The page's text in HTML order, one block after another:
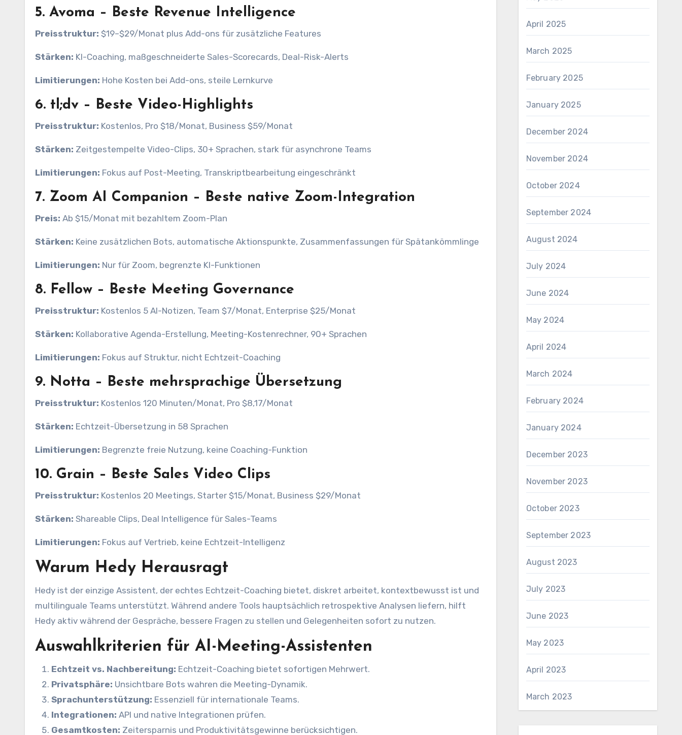
5. Avoma – Beste Revenue Intelligence
Preisstruktur: $19–$29/Monat plus Add-ons für zusätzliche Features
Stärken: KI-Coaching, maßgeschneiderte Sales-Scorecards, Deal-Risk-Alerts
Limitierungen: Hohe Kosten bei Add-ons, steile Lernkurve
6. tl;dv – Beste Video-Highlights
Preisstruktur: Kostenlos, Pro $18/Monat, Business $59/Monat
Stärken: Zeitgestempelte Video-Clips, 30+ Sprachen, stark für asynchrone Teams
Limitierungen: Fokus auf Post-Meeting, Transkriptbearbeitung eingeschränkt
7. Zoom AI Companion – Beste native Zoom-Integration
Preis: Ab $15/Monat mit bezahltem Zoom-Plan
Stärken: Keine zusätzlichen Bots, automatische Aktionspunkte, Zusammenfassungen für Spätankömmlinge
Limitierungen: Nur für Zoom, begrenzte KI-Funktionen
8. Fellow – Beste Meeting Governance
Preisstruktur: Kostenlos 5 AI-Notizen, Team $7/Monat, Enterprise $25/Monat
Stärken: Kollaborative Agenda-Erstellung, Meeting-Kostenrechner, 90+ Sprachen
Limitierungen: Fokus auf Struktur, nicht Echtzeit-Coaching
9. Notta – Beste mehrsprachige Übersetzung
Preisstruktur: Kostenlos 120 Minuten/Monat, Pro $8,17/Monat
Stärken: Echtzeit-Übersetzung in 58 Sprachen
Limitierungen: Begrenzte freie Nutzung, keine Coaching-Funktion
10. Grain – Beste Sales Video Clips
Preisstruktur: Kostenlos 20 Meetings, Starter $15/Monat, Business $29/Monat
Stärken: Shareable Clips, Deal Intelligence für Sales-Teams
Limitierungen: Fokus auf Vertrieb, keine Echtzeit-Intelligenz
Warum Hedy Herausragt
Hedy ist der einzige Assistent, der echtes Echtzeit-Coaching bietet, diskret arbeitet, kontextbewusst ist und
multilinguale Teams unterstützt. Während andere Tools hauptsächlich retrospektive Analysen liefern, hilft
Hedy aktiv während der Gespräche, bessere Fragen zu stellen und Gelegenheiten sofort zu nutzen.
Auswahlkriterien für AI-Meeting-Assistenten
Echtzeit vs. Nachbereitung: Echtzeit-Coaching bietet sofortigen Mehrwert.
Privatsphäre: Unsichtbare Bots wahren die Meeting-Dynamik.
Sprachunterstützung: Essenziell für internationale Teams.
Integrationen: API und native Integrationen prüfen.
Gesamtkosten: Zeitersparnis und Produktivitätsgewinne berücksichtigen.
April 2025
March 2025
February 2025
January 2025
December 2024
November 2024
October 2024
September 2024
August 2024
July 2024
June 2024
May 2024
April 2024
March 2024
February 2024
January 2024
December 2023
November 2023
October 2023
September 2023
August 2023
July 2023
June 2023
May 2023
April 2023
March 2023